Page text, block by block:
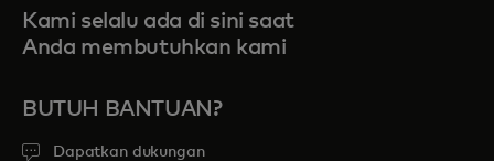
Kami selalu ada di sini saat
Anda membutuhkan kami
BUTUH BANTUAN?
Dapatkan dukungan